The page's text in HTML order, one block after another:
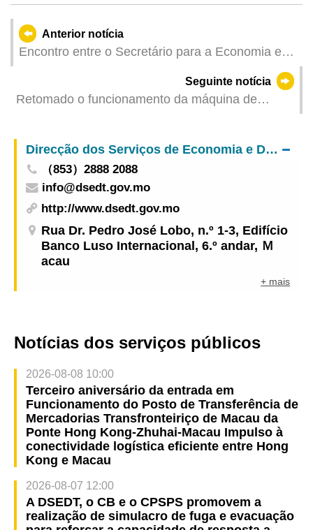
Anterior notícia
Encontro entre o Secretário para a Economia e
Embaixadores dos Países de Língua Portuguesa
na China
Seguinte notícia
Retomado o funcionamento da máquina de
Direcção dos Serviços de Economia e Desenvolvimento Tecnológico
（853）2888 2088
info@dsedt.gov.mo
http://www.dsedt.gov.mo
Rua Dr. Pedro José Lobo, n.º 1-3, Edifício
Banco Luso Internacional, 6.º andar, Ｍ
acau
+ mais
Notícias dos serviços públicos
2026-08-08 10:00
Terceiro aniversário da entrada em
Funcionamento do Posto de Transferência de
Mercadorias Transfronteiriço de Macau da
Ponte Hong Kong-Zhuhai-Macau Impulso à
conectividade logística eficiente entre Hong
Kong e Macau
2026-08-07 12:00
A DSEDT, o CB e o CPSPS promovem a
realização de simulacro de fuga e evacuação